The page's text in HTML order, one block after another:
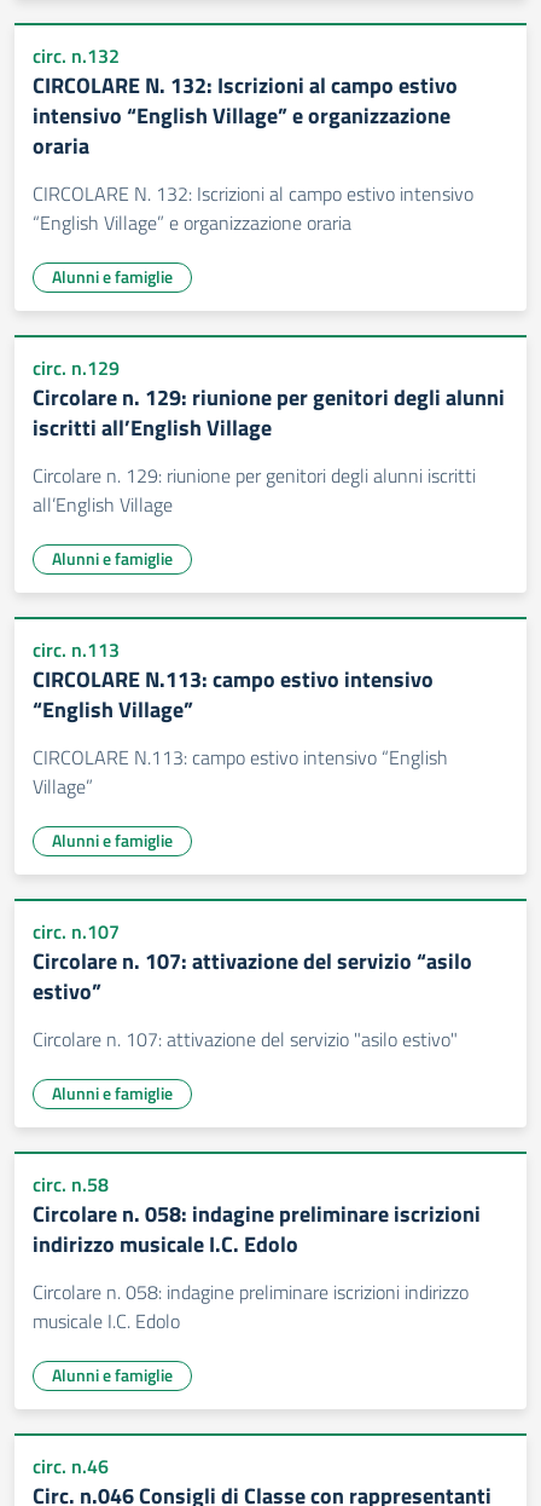
circ. n.132
CIRCOLARE N. 132: Iscrizioni al campo estivo
intensivo “English Village” e organizzazione
oraria
CIRCOLARE N. 132: Iscrizioni al campo estivo intensivo
“English Village” e organizzazione oraria
Alunni e famiglie
circ. n.129
Circolare n. 129: riunione per genitori degli alunni
iscritti all’English Village
Circolare n. 129: riunione per genitori degli alunni iscritti
all’English Village
Alunni e famiglie
circ. n.113
CIRCOLARE N.113: campo estivo intensivo
“English Village”
CIRCOLARE N.113: campo estivo intensivo “English
Village”
Alunni e famiglie
circ. n.107
Circolare n. 107: attivazione del servizio “asilo
estivo”
Circolare n. 107: attivazione del servizio "asilo estivo"
Alunni e famiglie
circ. n.58
Circolare n. 058: indagine preliminare iscrizioni
indirizzo musicale I.C. Edolo
Circolare n. 058: indagine preliminare iscrizioni indirizzo
musicale I.C. Edolo
Alunni e famiglie
circ. n.46
Circ. n.046 Consigli di Classe con rappresentanti